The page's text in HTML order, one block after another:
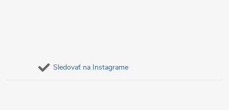
Sledovať na Instagrame